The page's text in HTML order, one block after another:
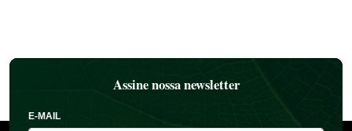
Assine nossa newsletter
E-MAIL